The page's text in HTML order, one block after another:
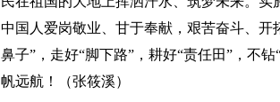
中国人爱岗敬业、甘于奉献，艰苦奋斗、
鼻子”，走好“脚下路”，耕好“责任田”，不
帆远航！（张筱溪）